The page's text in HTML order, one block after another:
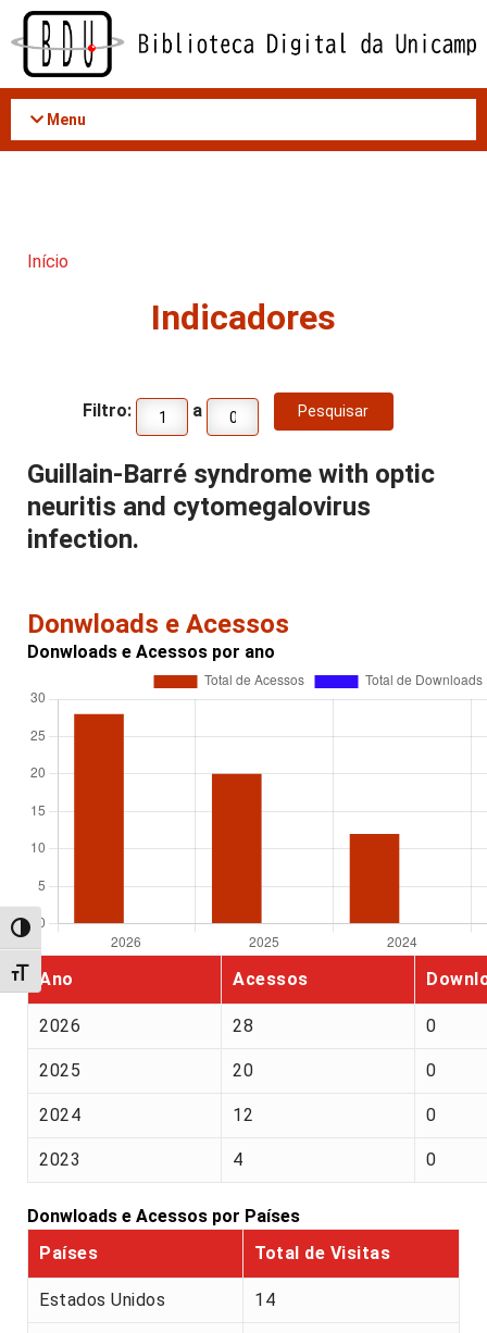
Acessar
conteúdo
Alternar alto contraste
Alternar tamanho da fonte
Menu
Início
Indicadores
Filtro: a
Guillain-Barré syndrome with optic
neuritis and cytomegalovirus
infection.
Donwloads e Acessos
Donwloads e Acessos por ano
Ano Acessos
2026 28 0
2025 20 0
2024 12 0
2023 4 0
Donwloads e Acessos por Países
Países
Total de Visitas
Estados Unidos 14